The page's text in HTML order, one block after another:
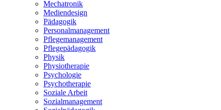
Mechatronik
Mediendesign
Pädagogik
Personalmanagement
Pflegemanagement
Pflegepädagogik
Physik
Physiotherapie
Psychologie
Psychotherapie
Soziale Arbeit
Sozialmanagement